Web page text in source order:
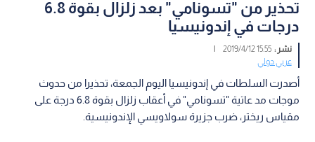
تحذير من "تسونامي" بعد زلزال بقوة 6.8
درجات في إندونيسيا
نشر :15:55 2019/4/12
|
عربي دولي
أصدرت السلطات في إندونيسيا اليوم الجمعة، تحذيرا من حدوث
موجات مد عاتية "تسونامي" في أعقاب زلزال بقوة 6.8 درجة على
مقياس ريختر، ضرب جزيرة سولاويسي الإندونيسية.